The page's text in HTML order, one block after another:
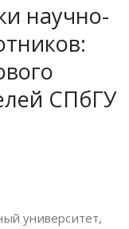
научно-
СПбГУ
университет,